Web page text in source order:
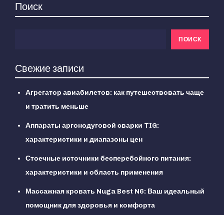
Поиск
ПОИСК
Свежие записи
Агрегатор авиабилетов: как путешествовать чаще
и тратить меньше
Аппараты аргонодуговой сварки TIG:
характеристики и диапазоны цен
Стоечные источники бесперебойного питания:
характеристики и область применения
Массажная кровать Nuga Best N6: Ваш идеальный
помощник для здоровья и комфорта